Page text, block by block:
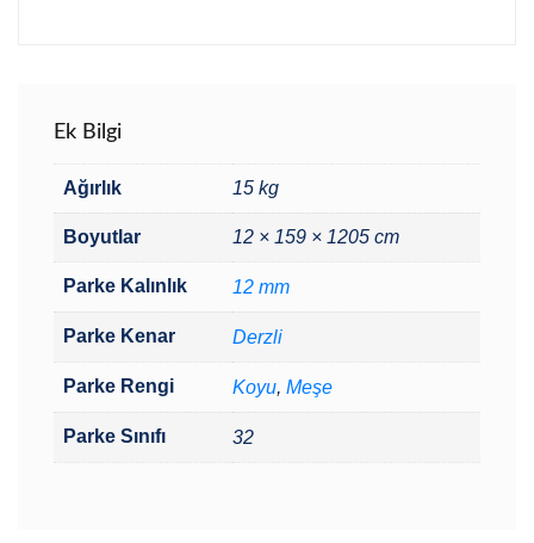
Ek Bilgi
Ağırlık 15 kg
Boyutlar 12 × 159 × 1205 cm
Parke Kalınlık 12 mm
Parke Kenar Derzli
Parke Rengi Koyu, Meşe
Parke Sınıfı 32